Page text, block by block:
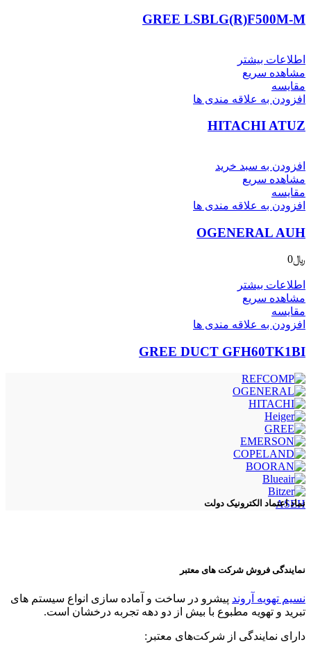
GREE LSBLG(R)F500M-M
اطلاعات بیشتر
مشاهده سریع
مقایسه
افزودن به علاقه مندی ها
HITACHI ATUZ
افزودن به سبد خرید
مشاهده سریع
مقایسه
افزودن به علاقه مندی ها
OGENERAL AUH
﷼0
اطلاعات بیشتر
مشاهده سریع
مقایسه
افزودن به علاقه مندی ها
GREE DUCT GFH60TK1BI
ASEH
نماد اعتماد الکترونیک دولت
نمایندگی فروش شرکت های معتبر
نسیم تهویه آروند پیشرو در ساخت و آماده سازی انواع سیستم های
تبرید و تهویه مطبوع با بیش از دو دهه تجربه درخشان است.
دارای نمایندگی از شرکت‌های معتبر: